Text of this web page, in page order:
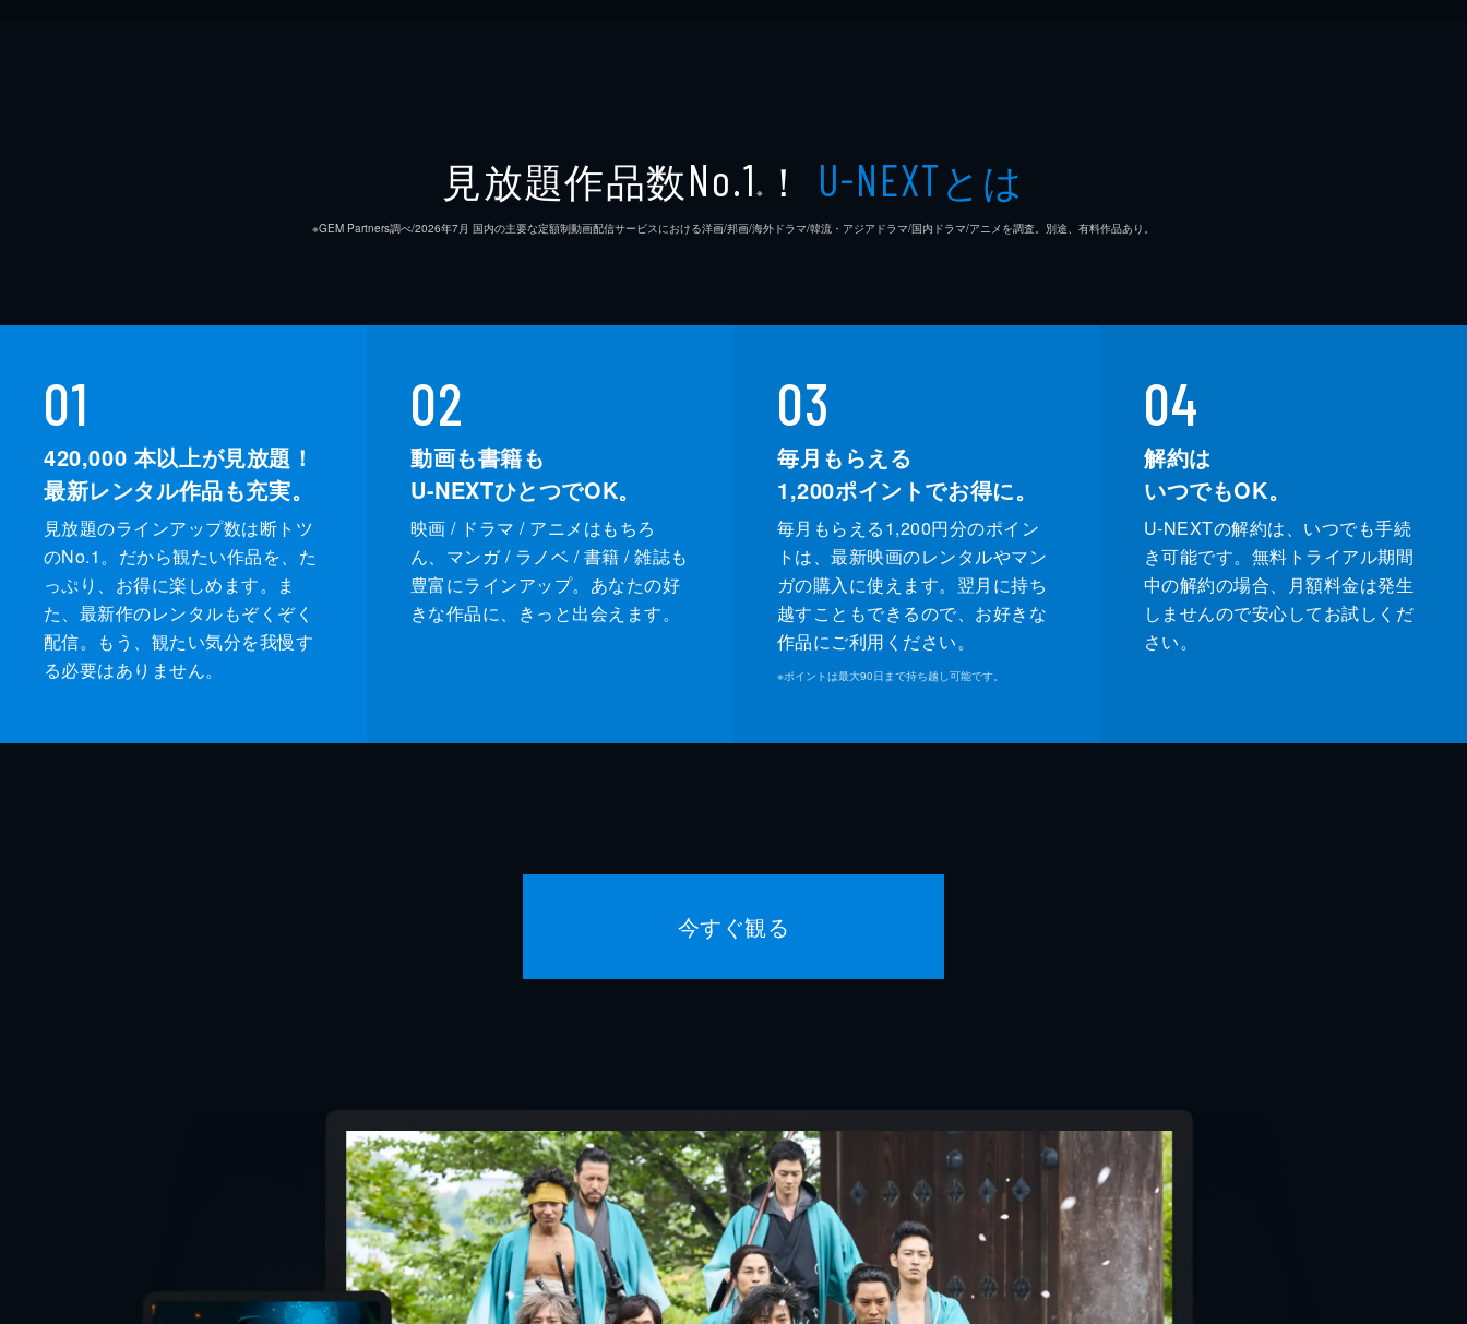
見放題作品数No.1 ※ ！ U-NEXTとは
※GEM Partners調べ/2026年7⽉ 国内の主要な定額制動画配信サービスにおける洋画/邦画/海外ドラマ/韓流・アジアドラマ/国内ドラマ/アニメを調査。別途、有料作品あり。
01
420,000 本以上が見放題！
最新レンタル作品も充実。
見放題のラインアップ数は断トツ
のNo.1。だから観たい作品を、た
っぷり、お得に楽しめます。ま
た、最新作のレンタルもぞくぞく
配信。もう、観たい気分を我慢す
る必要はありません。
02
動画も書籍も
U-NEXTひとつでOK。
映画 / ドラマ / アニメはもちろ
ん、マンガ / ラノベ / 書籍 / 雑誌も
豊富にラインアップ。あなたの好
きな作品に、きっと出会えます。
03
毎月もらえる
1,200ポイントでお得に。
毎月もらえる1,200円分のポイン
トは、最新映画のレンタルやマン
ガの購入に使えます。翌月に持ち
越すこともできるので、お好きな
作品にご利用ください。
※ポイントは最大90日まで持ち越し可能です。
04
解約は
いつでもOK。
U-NEXTの解約は、いつでも手続
き可能です。無料トライアル期間
中の解約の場合、月額料金は発生
しませんので安心してお試しくだ
さい。
今すぐ観る